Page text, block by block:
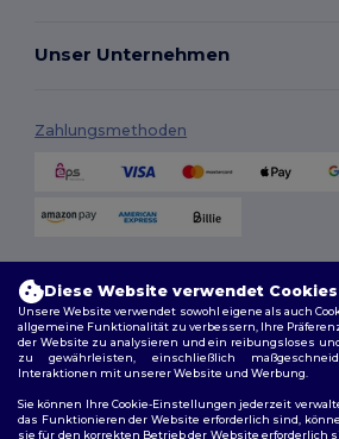
Unser Unternehmen
Zahlungsmethoden
Diese Website verwendet Cookies
Unsere Website verwendet sowohl eigene als auch
allgemeine Funktionalität zu verbessern, Ihre
der Website zu analysieren und ein reibungsloses
zu gewährleisten, einschließlich
Interaktionen mit unserer Website und Werbung.
Sie können Ihre Cookie-Einstellungen jederzeit
das Funktionieren der Website erforderlich sind,
sie für den korrekten Betrieb der Website erforderlich